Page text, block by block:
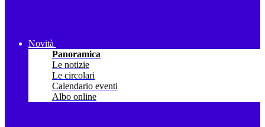
Novità
Panoramica
Le notizie
Le circolari
Calendario eventi
Albo online